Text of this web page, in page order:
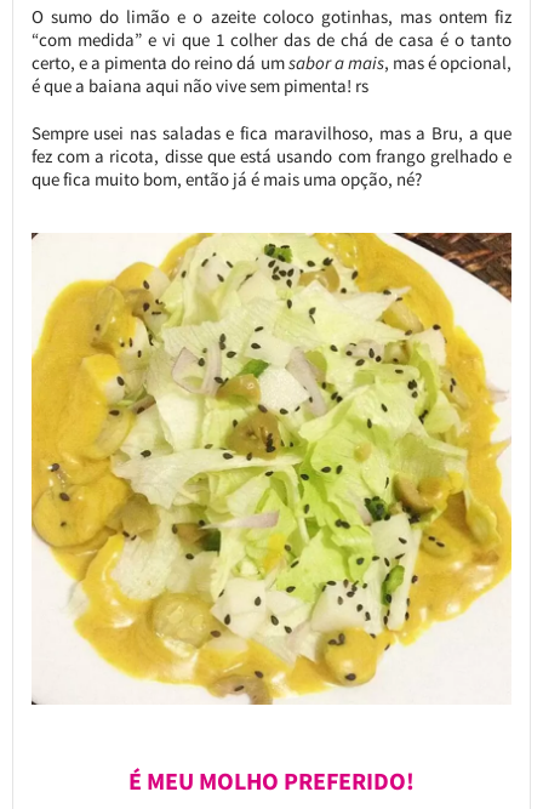
O sumo do limão e o azeite coloco gotinhas, mas ontem fiz
“com medida” e vi que 1 colher das de chá de casa é o tanto
certo, e a pimenta do reino dá umsabor a mais, mas é opcional,
é que a baiana aqui não vive sem pimenta! rs
Sempre usei nas saladas e fica maravilhoso, mas a Bru, a que
fez com a ricota, disse que está usando com frango grelhado e
que fica muito bom, então já é mais uma opção, né?
É MEU MOLHO PREFERIDO!